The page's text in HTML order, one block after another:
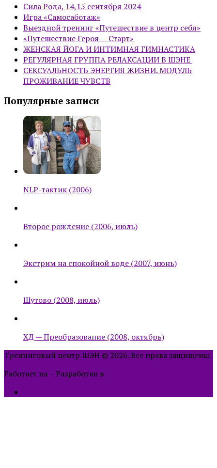
Сила Рода, 14,15 сентября 2024
Игра «Самосаботаж»
Выездной тренинг «Путешествие в центр себя»
«Путешествие Героя — Старт»
ЖЕНСКАЯ ЙОГА И ИНТИМНАЯ ГИМНАСТИКА
РЕГУЛЯРНАЯ ГРУППА РЕЛАКСАЦИИ В ШЭНЕ
СЕКСУАЛЬНОСТЬ ЭНЕРГИЯ ЖИЗНИ. МОДУЛЬ
ПРОЖИВАНИЕ ЧУВСТВ
Популярные записи
NLP-тактик (2006)
Второе рождение (2006, июль)
Экстрим на спокойной воде (2007, июнь)
Шутово (2008, июль)
ХД — Преобразование (2008, октябрь)
Тренинговый центр ШЭН © 2026. Все права защищены.
Работает на - Разработан в